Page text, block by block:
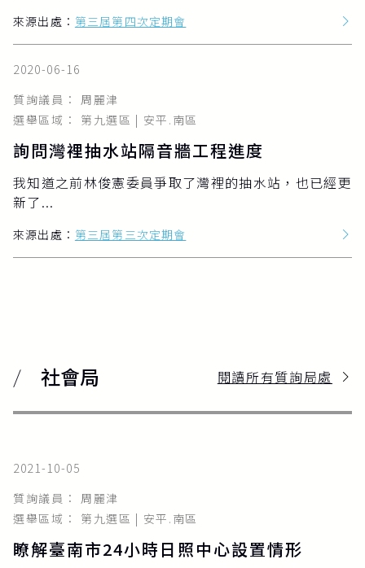
來源出處： 第三屆第四次定期會
2020-06-16
質詢議員： 周麗津
選舉區域： 第九選區 | 安平.南區
詢問灣裡抽水站隔音牆工程進度
我知道之前林俊憲委員爭取了灣裡的抽水站，也已經更
新了...
來源出處： 第三屆第三次定期會
社會局 閱讀所有質詢局處
2021-10-05
質詢議員： 周麗津
選舉區域： 第九選區 | 安平.南區
瞭解臺南市24小時日照中心設置情形